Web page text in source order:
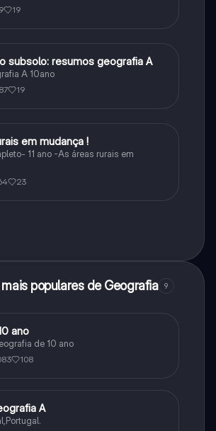
19
subsolo: resumos geografia A
A 10ano
19
em mudança !
11 ano -As áreas rurais em
23
populares de Geografia 9
ano
de 10 ano
108
A